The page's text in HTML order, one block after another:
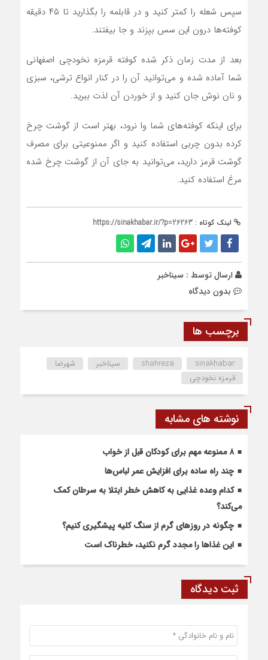
سپس شعله را کمتر کنید و در قابلمه را بگذارید تا ۴۵ دقیقه
کوفته‌ها درون این سس بپزند و جا بیفتند.
بعد از مدت زمان ذکر شده کوفته قرمزه نخودچی اصفهانی
شما آماده شده و می‌توانید آن را در کنار انواع ترشی، سبزی
و نان نوش جان کنید و از خوردن آن لذت ببرید.
برای اینکه کوفته‌های شما وا نرود، بهتر است از گوشت چرخ
کرده بدون چربی استفاده کنید و اگر ممنوعیتی برای مصرف
گوشت قرمز دارید، می‌توانید به جای آن از گوشت چرخ شده
مرغ استفاده کنید.
لینک کوتاه : https://sinakhabar.ir/?p=26263
ارسال توسط : سیناخبر
بدون دیدگاه
برچسب ها
shahreza sinakhabar سیناخبر
شهرضا
قرمزه نخودچی
نوشته های مشابه
۸ ممنوعه مهم برای کودکان قبل از خواب
چند راه ساده برای افزایش عمر لباس‌ها
کدام وعده غذایی به کاهش خطر ابتلا به سرطان کمک
می‌کند؟
چگونه در روزهای گرم از سنگ کلیه پیشگیری کنیم؟
این غذاها را مجدد گرم نکنید، خطرناک است
ثبت دیدگاه